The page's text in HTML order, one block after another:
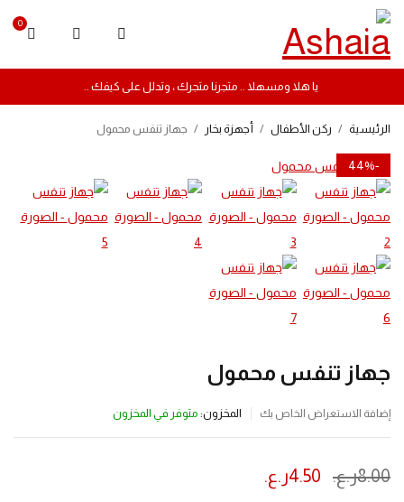
0
يا هلا ومسهلا .. متجرنا متجرك ، وتدلل على كيفك ..
الرئيسية / ركن الأطفال / أجهزة بخار / جهاز تنفس محمول
-44%
جهاز تنفس محمول
إضافة الاستعراض الخاص بك المخزون: متوفر في المخزون
ينتهي العرض بعد :
8.00ر.ع. 4.50ر.ع.